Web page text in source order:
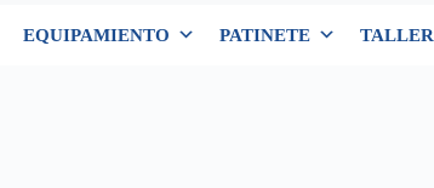
EQUIPAMIENTO PATINETE TALLER